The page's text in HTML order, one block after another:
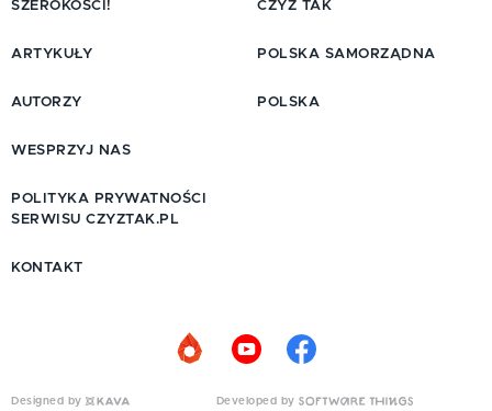
SZEROKOŚCI!
ARTYKUŁY
AUTORZY
CZYŻ TAK
POLSKA SAMORZĄDNA
POLSKA
WESPRZYJ NAS
POLITYKA PRYWATNOŚCI
SERWISU CZYZTAK.PL
KONTAKT
Designed by Developed by